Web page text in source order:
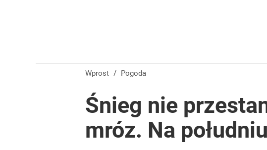
Vistula x LOT: Elegancja w podróży. Premiera wspólnej
Farmacja: wzrost pod presją. co czeka branżę do 2030 roku?
Wprost / Pogoda
Śnieg nie
mróz. Na